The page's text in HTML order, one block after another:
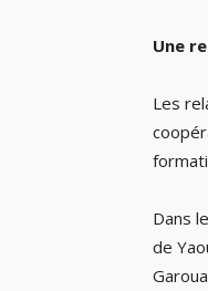
Une
Les
Dans
de